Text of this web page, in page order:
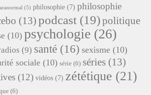
(5) philosophie (7) philosophie
(13) podcast (19)politique
(10) psychologie (26)
(9) santé (16) sexisme (10)
sociale (10) série (6) séries (13)
(12) vidéos (7) zététique (21)
(6)